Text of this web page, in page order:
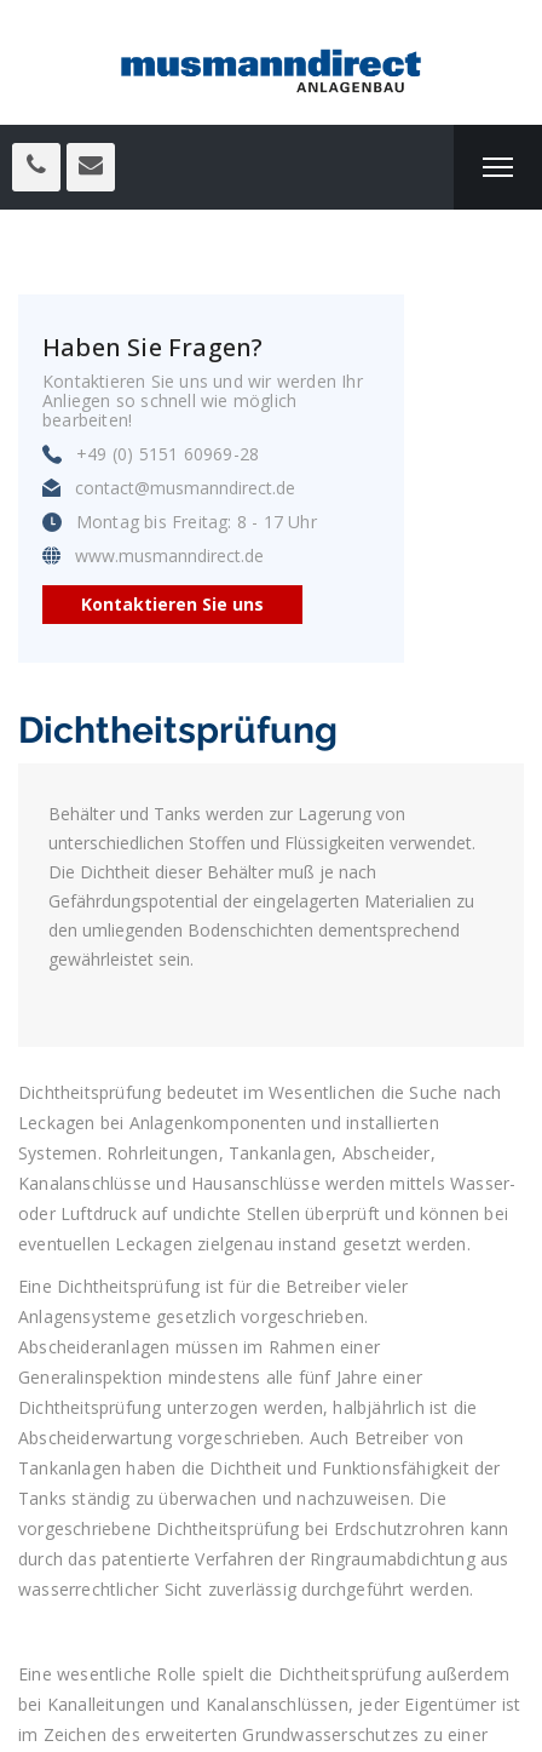
Haben Sie Fragen?
Kontaktieren Sie uns und wir werden Ihr
Anliegen so schnell wie möglich
bearbeiten!
+49 (0) 5151 60969-28
contact@musmanndirect.de
Montag bis Freitag: 8 - 17 Uhr
www.musmanndirect.de
Kontaktieren Sie uns
Dichtheitsprüfung
Behälter und Tanks werden zur Lagerung von
unterschiedlichen Stoffen und Flüssigkeiten verwendet.
Die Dichtheit dieser Behälter muß je nach
Gefährdungspotential der eingelagerten Materialien zu
den umliegenden Bodenschichten dementsprechend
gewährleistet sein.
Dichtheitsprüfung bedeutet im Wesentlichen die Suche nach
Leckagen bei Anlagenkomponenten und installierten
Systemen. Rohrleitungen, Tankanlagen, Abscheider,
Kanalanschlüsse und Hausanschlüsse werden mittels Wasser-
oder Luftdruck auf undichte Stellen überprüft und können bei
eventuellen Leckagen zielgenau instand gesetzt werden.
Eine Dichtheitsprüfung ist für die Betreiber vieler
Anlagensysteme gesetzlich vorgeschrieben.
Abscheideranlagen müssen im Rahmen einer
Generalinspektion mindestens alle fünf Jahre einer
Dichtheitsprüfung unterzogen werden, halbjährlich ist die
Abscheiderwartung vorgeschrieben. Auch Betreiber von
Tankanlagen haben die Dichtheit und Funktionsfähigkeit der
Tanks ständig zu überwachen und nachzuweisen. Die
vorgeschriebene Dichtheitsprüfung bei Erdschutzrohren kann
durch das patentierte Verfahren der Ringraumabdichtung aus
wasserrechtlicher Sicht zuverlässig durchgeführt werden.
Eine wesentliche Rolle spielt die Dichtheitsprüfung außerdem
bei Kanalleitungen und Kanalanschlüssen, jeder Eigentümer ist
im Zeichen des erweiterten Grundwasserschutzes zu einer